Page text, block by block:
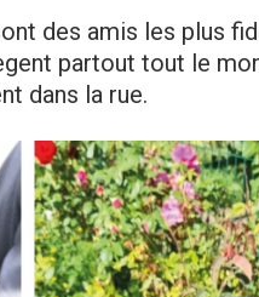
des amis les plus
partout tout le
dans la rue.